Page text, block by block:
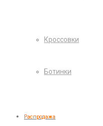
Кроссовки
Ботинки
Распродажа